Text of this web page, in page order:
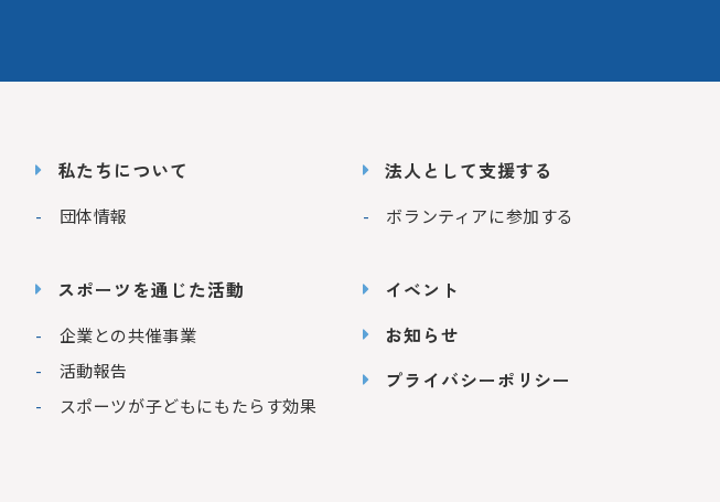
私たちについて
団体情報
スポーツを通じた活動
企業との共催事業
活動報告
スポーツが子どもにもたらす効果
法人として支援する
ボランティアに参加する
イベント
お知らせ
プライバシーポリシー